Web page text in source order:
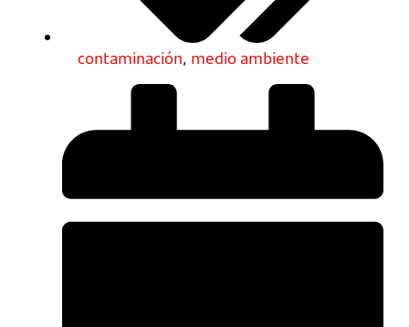
contaminación, medio ambiente